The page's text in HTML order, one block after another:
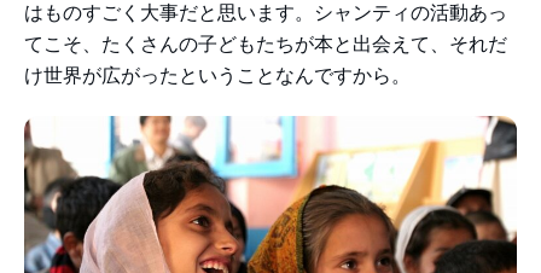
はものすごく大事だと思います。シャンティの活動あっ
てこそ、たくさんの子どもたちが本と出会えて、それだ
け世界が広がったということなんですから。